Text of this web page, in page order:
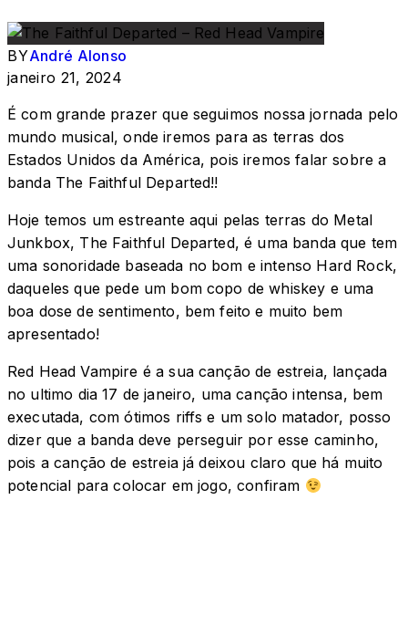
BYAndré Alonso
janeiro 21, 2024
É com grande prazer que seguimos nossa jornada pelo
mundo musical, onde iremos para as terras dos
Estados Unidos da América, pois iremos falar sobre a
banda The Faithful Departed!!
Hoje temos um estreante aqui pelas terras do Metal
Junkbox, The Faithful Departed, é uma banda que tem
uma sonoridade baseada no bom e intenso Hard Rock,
daqueles que pede um bom copo de whiskey e uma
boa dose de sentimento, bem feito e muito bem
apresentado!
Red Head Vampire é a sua canção de estreia, lançada
no ultimo dia 17 de janeiro, uma canção intensa, bem
executada, com ótimos riffs e um solo matador, posso
dizer que a banda deve perseguir por esse caminho,
pois a canção de estreia já deixou claro que há muito
potencial para colocar em jogo, confiram